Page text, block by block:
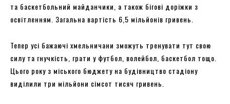
та баскетбольний майданчики, а також бігові доріжки з
освітленням. Загальна вартість 6,5 мільйонів гривень.
Тепер усі бажаючі хмельничани зможуть тренувати тут свою
силу та гнучкість, грати у футбол, волейбол, баскетбол тощо.
Цього року з міського бюджету на будівництво стадіону
виділили три мільйони сімсот тисяч гривень.